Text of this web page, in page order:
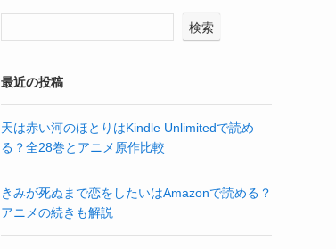
検索
最近の投稿
天は赤い河のほとりはKindle Unlimitedで読め
る？全28巻とアニメ原作比較
きみが死ぬまで恋をしたいはAmazonで読める？
アニメの続きも解説